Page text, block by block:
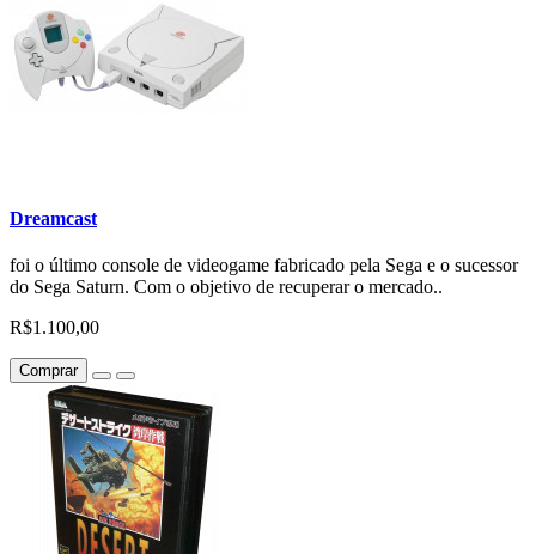
Dreamcast
foi o último console de videogame fabricado pela Sega e o sucessor
do Sega Saturn. Com o objetivo de recuperar o mercado..
R$1.100,00
Comprar